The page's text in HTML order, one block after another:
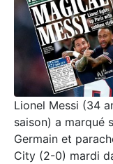
Lionel Messi (34
saison) a marqué
Germain et
City (2-0) mardi